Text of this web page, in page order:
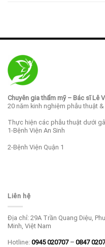
Chuyên gia thẩm mỹ – Bác sĩ Lê
20 năm kinh nghiệm phẫu thuật
Thực hiện các phẫu thuật dưới
1-Bệnh Viện An Sinh
2-Bệnh Viện Quận 1
Liên hệ
Địa chỉ: 29A Trần Quang Diệu,
Minh, Việt Nam
Hotline: 0945 020707– 0847